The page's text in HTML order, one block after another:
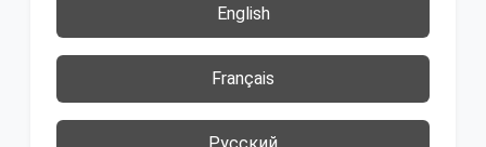
English
Français